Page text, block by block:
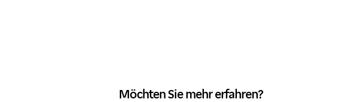
Möchten Sie mehr erfahren?